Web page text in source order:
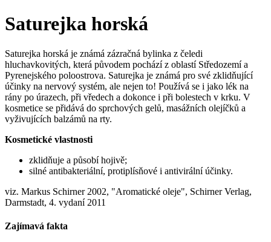
Saturejka horská
Saturejka horská je známá zázračná bylinka z čeledi
hluchavkovitých, která původem pochází z oblastí Středozemí a
Pyrenejského poloostrova. Saturejka je známá pro své zklidňující
účinky na nervový systém, ale nejen to! Používá se i jako lék na
rány po úrazech, při vředech a dokonce i při bolestech v krku. V
kosmetice se přidává do sprchových gelů, masážních olejíčků a
vyživujících balzámů na rty.
Kosmetické vlastnosti
zklidňuje a působí hojivě;
silné antibakteriální, protiplísňové i antivirální účinky.
viz. Markus Schirner 2002, "Aromatické oleje", Schirner Verlag,
Darmstadt, 4. vydaní 2011
Zajímavá fakta